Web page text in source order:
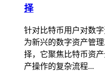
择
针对比特币用户对数
为新兴的数字资产管
择，它聚焦比特币资
产操作的复杂流程...